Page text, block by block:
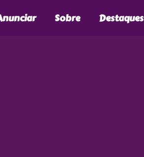
Sobre Destaques